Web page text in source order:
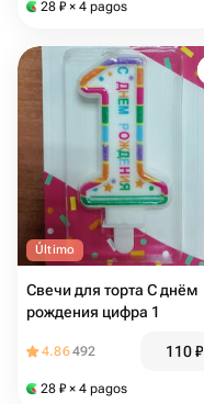
28 ₽ × 4 pagos
Último
Свечи для торта С днём
рождения цифра 1
4.86492 110₽
28 ₽ × 4 pagos